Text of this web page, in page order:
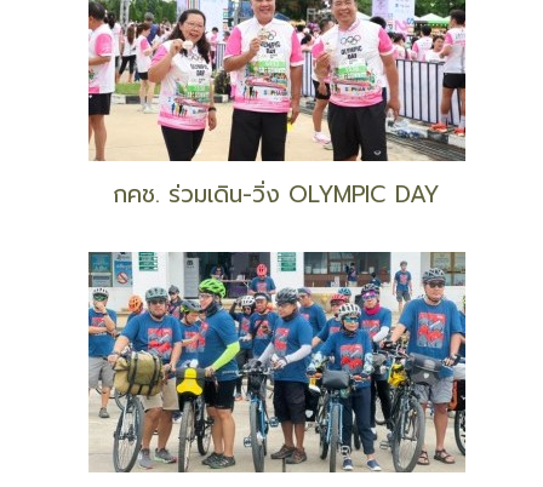
กคช. ร่วมเดิน-วิ่ง OLYMPIC DAY